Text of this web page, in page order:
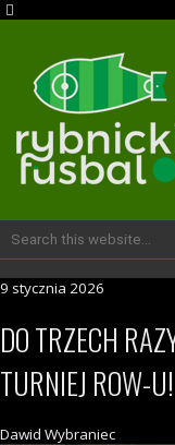
9 stycznia 2026
DO TRZECH
TURNIEJ ROW-U!
Dawid Wybraniec